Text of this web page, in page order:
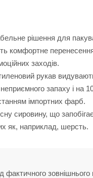
рішення для
комфортне
заходів.
рукав
запаху і на
імпортних фарб.
сировину, що
як, наприклад, шерсть.
фактичного зовнішнього